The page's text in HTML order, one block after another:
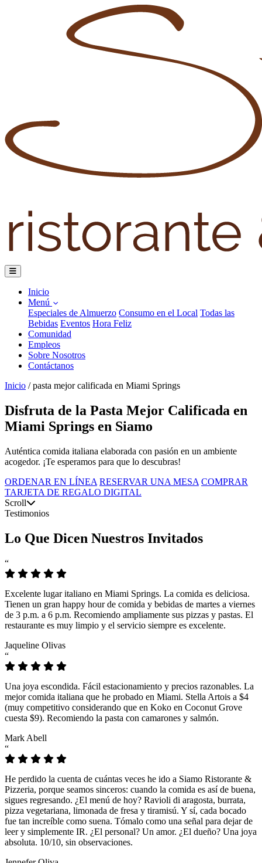
Inicio
Menú
Especiales de Almuerzo Consumo en el Local Todas las
Bebidas Eventos Hora Feliz
Comunidad
Empleos
Sobre Nosotros
Contáctanos
Inicio / pasta mejor calificada en Miami Springs
Disfruta de la Pasta Mejor Calificada en
Miami Springs en Siamo
Auténtica comida italiana elaborada con pasión en un ambiente
acogedor. ¡Te esperamos para que lo descubras!
ORDENAR EN LÍNEA RESERVAR UNA MESA COMPRAR
TARJETA DE REGALO DIGITAL
Scroll
Testimonios
Lo Que Dicen Nuestros Invitados
“
Excelente lugar italiano en Miami Springs. La comida es deliciosa.
Tienen un gran happy hour de comida y bebidas de martes a viernes
de 3 p.m. a 6 p.m. Recomiendo ampliamente sus pizzas y pastas. El
restaurante es muy limpio y el servicio siempre es excelente.
Jaqueline Olivas
“
Una joya escondida. Fácil estacionamiento y precios razonables. La
mejor comida italiana que he probado en Miami. Stella Artois a $4
(muy competitivo considerando que en Koko en Coconut Grove
cuesta $9). Recomiendo la pasta con camarones y salmón.
Mark Abell
“
He perdido la cuenta de cuántas veces he ido a Siamo Ristorante &
Pizzeria, porque seamos sinceros: cuando la comida es así de buena,
sigues regresando. ¿El menú de hoy? Ravioli di aragosta, burrata,
pizza vegetariana, limonada de fresa y tiramisú. Y sí, cada bocado
fue tan increíble como suena. Tómalo como una señal para dejar de
leer y simplemente IR. ¿El personal? Un amor. ¿El dueño? Una joya
absoluta. 10/10, sin observaciones.